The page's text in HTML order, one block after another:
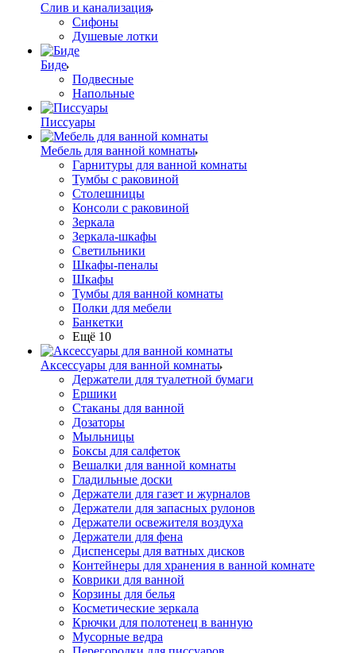
Слив и канализация
Сифоны
Душевые лотки
Биде
Подвесные
Напольные
Писсуары
Мебель для ванной комнаты
Гарнитуры для ванной комнаты
Тумбы с раковиной
Столешницы
Консоли с раковиной
Зеркала
Зеркала-шкафы
Светильники
Шкафы-пеналы
Шкафы
Тумбы для ванной комнаты
Полки для мебели
Банкетки
Ещё 10
Аксессуары для ванной комнаты
Держатели для туалетной бумаги
Ершики
Стаканы для ванной
Дозаторы
Мыльницы
Боксы для салфеток
Вешалки для ванной комнаты
Гладильные доски
Держатели для газет и журналов
Держатели для запасных рулонов
Держатели освежителя воздуха
Держатели для фена
Диспенсеры для ватных дисков
Контейнеры для хранения в ванной комнате
Коврики для ванной
Корзины для белья
Косметические зеркала
Крючки для полотенец в ванную
Мусорные ведра